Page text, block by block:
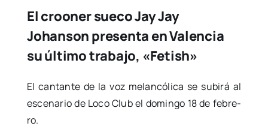
El crooner sueco Jay Jay
Johanson presenta en Valencia
su último trabajo, «Fetish»
El can­tan­te de la voz melan­có­li­ca se subirá al
esce­na­rio de Loco Club el domin­go 18 de febre­
ro.